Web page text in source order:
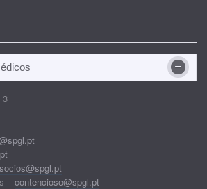
3
– contencioso@spgl.pt